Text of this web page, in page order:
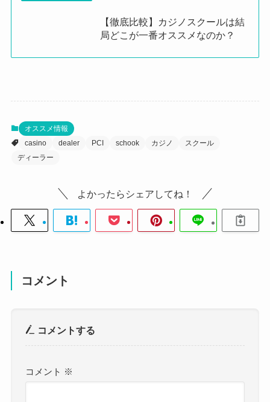
【徹底比較】カジノスクールは結
局どこが一番オススメなのか？
オススメ情報
casino
dealer PCI schook カジノ
スクール
ディーラー
よかったらシェアしてね！
コメント
コメントする
コメント ※